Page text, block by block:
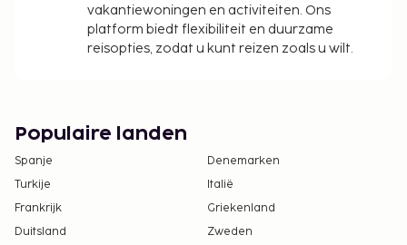
vakantiewoningen en activiteiten. Ons
platform biedt flexibiliteit en duurzame
reisopties, zodat u kunt reizen zoals u wilt.
Populaire landen
Spanje
Denemarken
Turkije
Italië
Frankrijk
Griekenland
Duitsland
Zweden